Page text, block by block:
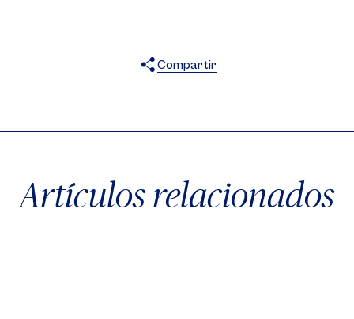
Compartir
Artículos relacionados